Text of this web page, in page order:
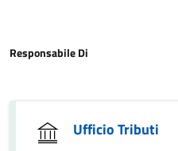
Responsabile Di
Ufficio Tributi